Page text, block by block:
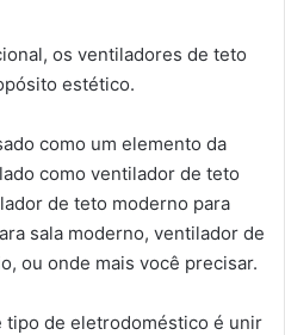
os ventiladores de teto
estético.
como um elemento da
como ventilador de teto
de teto moderno para
sala moderno, ventilador de
ou onde mais você precisar.
tipo de eletrodoméstico é unir